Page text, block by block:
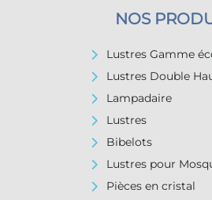
NOS
Lustres Gamme
Lustres Double
Lampadaire
Lustres
Bibelots
Lustres pour
Pièces en cristal